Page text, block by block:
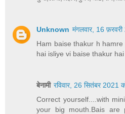
Unknown मंगलवार, 16
Ham baise thakur h
hai isliye vi baise thakur
बेनामी रविवार, 26 सितंबर
Correct yourself....with
your big mouth.Bais are